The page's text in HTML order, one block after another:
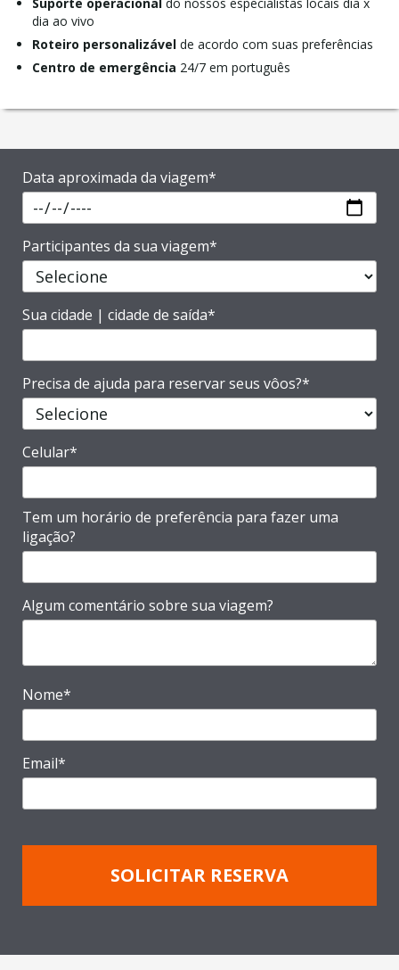
dia ao vivo
Roteiro personalizável de acordo com suas preferências
Centro de emergência 24/7 em português
Data aproximada da viagem*
Participantes da sua viagem*
Sua cidade | cidade de saída*
Precisa de ajuda para reservar seus vôos?*
Celular*
Tem um horário de preferência para fazer uma
ligação?
Algum comentário sobre sua viagem?
Nome*
Email*
SOLICITAR RESERVA